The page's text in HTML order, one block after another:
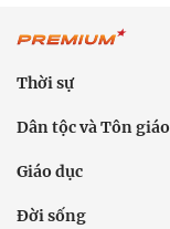
Thời sự
Dân tộc và Tôn giáo
Giáo dục
Đời sống